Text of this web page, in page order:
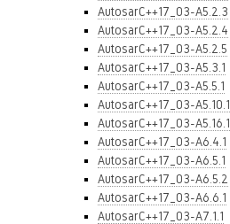
AutosarC++17_03-A5.2.3
AutosarC++17_03-A5.2.4
AutosarC++17_03-A5.2.5
AutosarC++17_03-A5.3.1
AutosarC++17_03-A5.5.1
AutosarC++17_03-A5.10.1
AutosarC++17_03-A5.16.1
AutosarC++17_03-A6.4.1
AutosarC++17_03-A6.5.1
AutosarC++17_03-A6.5.2
AutosarC++17_03-A6.6.1
AutosarC++17_03-A7.1.1